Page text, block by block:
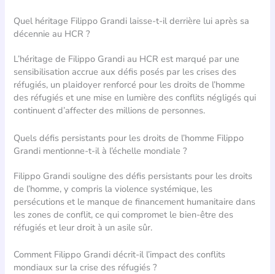
Quel héritage Filippo Grandi laisse-t-il derrière lui après sa
décennie au HCR ?
L’héritage de Filippo Grandi au HCR est marqué par une
sensibilisation accrue aux défis posés par les crises des
réfugiés, un plaidoyer renforcé pour les droits de l’homme
des réfugiés et une mise en lumière des conflits négligés qui
continuent d’affecter des millions de personnes.
Quels défis persistants pour les droits de l’homme Filippo
Grandi mentionne-t-il à l’échelle mondiale ?
Filippo Grandi souligne des défis persistants pour les droits
de l’homme, y compris la violence systémique, les
persécutions et le manque de financement humanitaire dans
les zones de conflit, ce qui compromet le bien-être des
réfugiés et leur droit à un asile sûr.
Comment Filippo Grandi décrit-il l’impact des conflits
mondiaux sur la crise des réfugiés ?